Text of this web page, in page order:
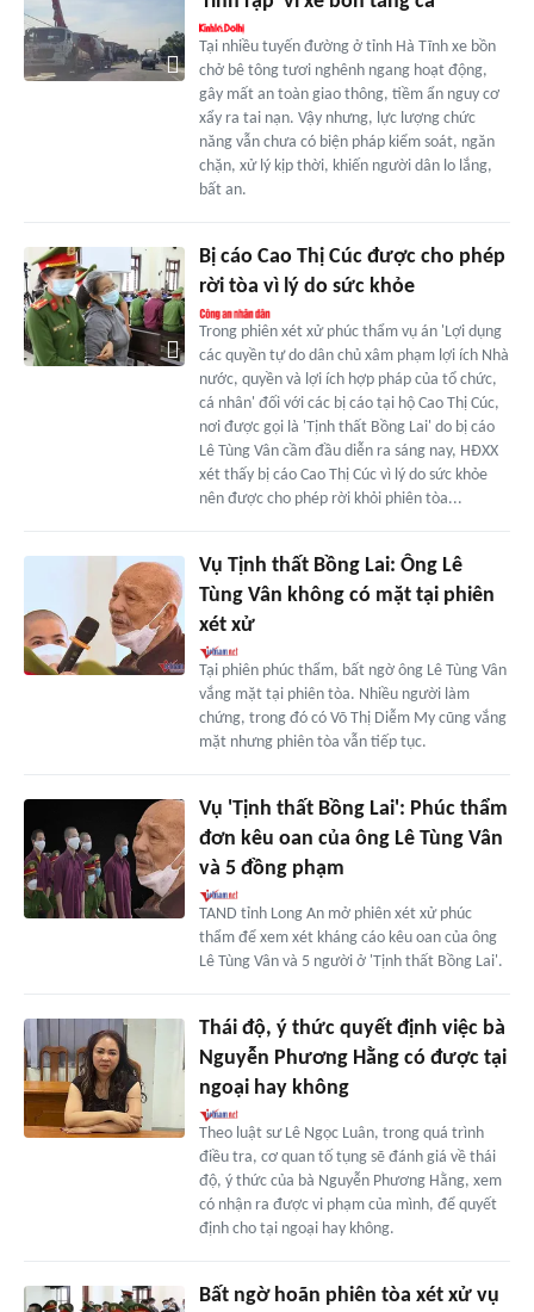
Tại nhiều tuyến đường ở tỉnh Hà Tĩnh xe bồn
chở bê tông tươi nghênh ngang hoạt động,
gây mất an toàn giao thông, tiềm ẩn nguy cơ
xẩy ra tai nạn. Vậy nhưng, lực lượng chức
năng vẫn chưa có biện pháp kiểm soát, ngăn
chặn, xử lý kịp thời, khiến người dân lo lắng,
bất an.
Bị cáo Cao Thị Cúc được cho phép
rời tòa vì lý do sức khỏe
Trong phiên xét xử phúc thẩm vụ án 'Lợi dụng
các quyền tự do dân chủ xâm phạm lợi ích Nhà
nước, quyền và lợi ích hợp pháp của tổ chức,
cá nhân' đối với các bị cáo tại hộ Cao Thị Cúc,
nơi được gọi là 'Tịnh thất Bồng Lai' do bị cáo
Lê Tùng Vân cầm đầu diễn ra sáng nay, HĐXX
xét thấy bị cáo Cao Thị Cúc vì lý do sức khỏe
nên được cho phép rời khỏi phiên tòa...
Vụ Tịnh thất Bồng Lai: Ông Lê
Tùng Vân không có mặt tại phiên
xét xử
Tại phiên phúc thẩm, bất ngờ ông Lê Tùng Vân
vắng mặt tại phiên tòa. Nhiều người làm
chứng, trong đó có Võ Thị Diễm My cũng vắng
mặt nhưng phiên tòa vẫn tiếp tục.
Vụ 'Tịnh thất Bồng Lai': Phúc thẩm
đơn kêu oan của ông Lê Tùng Vân
và 5 đồng phạm
TAND tỉnh Long An mở phiên xét xử phúc
thẩm để xem xét kháng cáo kêu oan của ông
Lê Tùng Vân và 5 người ở 'Tịnh thất Bồng Lai'.
Thái độ, ý thức quyết định việc bà
Nguyễn Phương Hằng có được tại
ngoại hay không
Theo luật sư Lê Ngọc Luân, trong quá trình
điều tra, cơ quan tố tụng sẽ đánh giá về thái
độ, ý thức của bà Nguyễn Phương Hằng, xem
có nhận ra được vi phạm của mình, để quyết
định cho tại ngoại hay không.
Bất ngờ hoãn phiên tòa xét xử vụ